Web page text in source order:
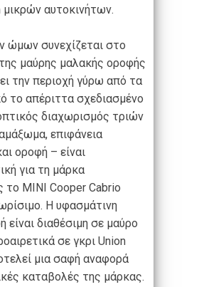
αυτοκινήτων.
ώμων συνεχίζεται στο
μαύρης μαλακής οροφής
την περιοχή γύρω από τα
το απέριττα σχεδιασμένο
διαχωρισμός τριών
επιφάνεια
οροφή – είναι
για τη μάρκα
το MINI Cooper Cabrio
Η υφασμάτινη
είναι διαθέσιμη σε μαύρο
σε γκρι Union
μια σαφή αναφορά
καταβολές της μάρκας.